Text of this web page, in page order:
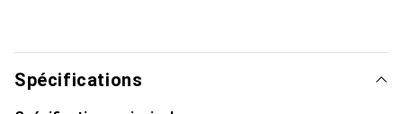
Spécifications